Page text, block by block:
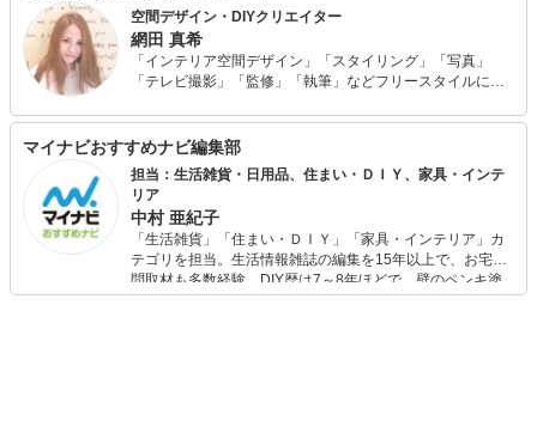
空間デザイン・DIYクリエイター
網田 真希
「インテリア空間デザイン」「スタイリング」「写真」
「テレビ撮影」「監修」「執筆」などフリースタイルにて
ベーション、古材、流木などを使った家具作りが話題とな
り、様々なメディアにて取り上げられている。 幼少期から
物作りが好きで、何でもまず作ってみる、やってみる精
神、そんな好きが高じて、趣味から現在のお仕事に発展。
マイナビおすすめナビ編集部
担当：生活雑貨・日用品、住まい・ＤＩＹ、家具・インテ
リア
中村 亜紀子
「生活雑貨」「住まい・ＤＩＹ」「家具・インテリア」カ
テゴリを担当。生活情報雑誌の編集を15年以上で、お宅訪
問取材も多数経験。DIY歴は7～8年ほどで、壁のペンキ塗
りや壁紙チェンジなどもチャレンジ済み。初心者でもモノ